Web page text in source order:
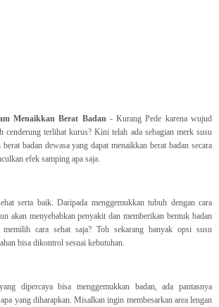
Menaikkan Berat Badan- Kurang Pede karena wujud
cenderung terlihat kurus? Kini telah ada sebagian merk susu
badan dewasa yang dapat menaikkan berat badan secara
efek samping apa saja.
serta baik. Daripada menggemukkan tubuh dengan cara
akan menyebabkan penyakit dan memberikan bentuk badan
cara sehat saja? Toh sekarang banyak opsi susu
bisa dikontrol sesuai kebutuhan.
dipercaya bisa menggemukkan badan, ada pantasnya
yang diharapkan. Misalkan ingin membesarkan area lengan